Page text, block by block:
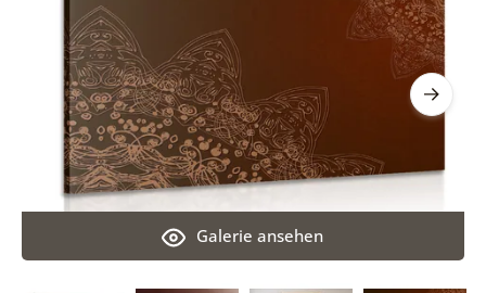
Galerie ansehen